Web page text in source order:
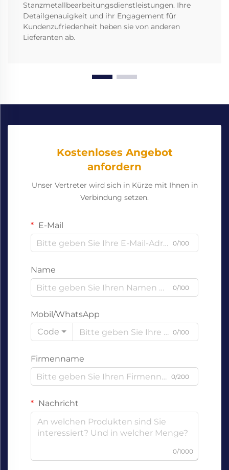
Stanzmetallbearbeitungsdienstleistungen. Ihre
Detailgenauigkeit und ihr Engagement für
Kundenzufriedenheit heben sie von anderen
Lieferanten ab.
Kostenloses Angebot
anfordern
Unser Vertreter wird sich in Kürze mit Ihnen in
Verbindung setzen.
E-Mail
0/100
Name
0/100
Mobil/WhatsApp
Code
0/100
Firmenname
0/200
Nachricht
0/1000